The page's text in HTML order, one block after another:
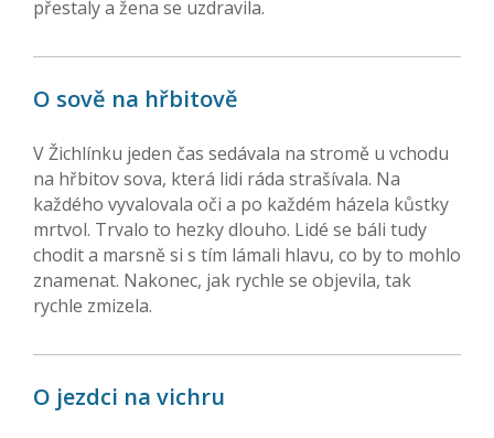
přestaly a žena se uzdravila.
O sově na hřbitově
V Žichlínku jeden čas sedávala na stromě u vchodu
na hřbitov sova, která lidi ráda strašívala. Na
každého vyvalovala oči a po každém házela kůstky
mrtvol. Trvalo to hezky dlouho. Lidé se báli tudy
chodit a marsně si s tím lámali hlavu, co by to mohlo
znamenat. Nakonec, jak rychle se objevila, tak
rychle zmizela.
O jezdci na vichru